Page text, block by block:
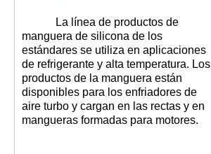
La línea de productos de
manguera de silicona de los
estándares se utiliza en aplicaciones
de refrigerante y alta temperatura. Los
productos de la manguera están
disponibles para los enfriadores de
aire turbo y cargan en las rectas y en
mangueras formadas para motores.